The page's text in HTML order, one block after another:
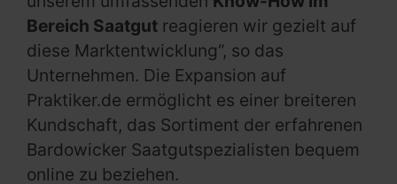
Bereich Saatgut reagieren wir gezielt auf
diese Marktentwicklung“, so das
Unternehmen. Die Expansion auf
Praktiker.de ermöglicht es einer breiteren
Kundschaft, das Sortiment der erfahrenen
Bardowicker Saatgutspezialisten bequem
online zu beziehen.